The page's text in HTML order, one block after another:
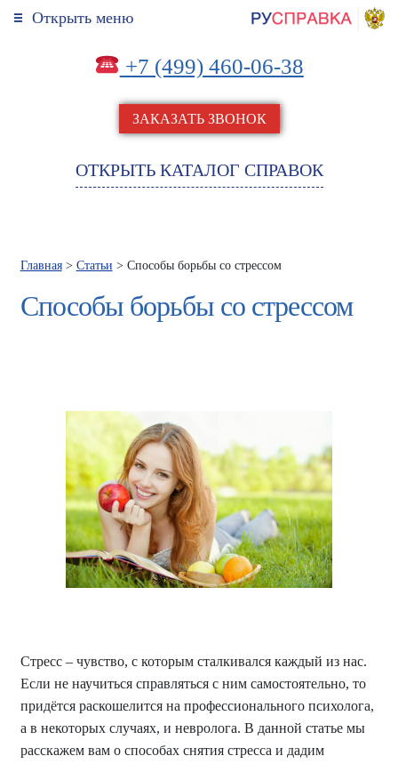
Открыть меню
ОТКРЫТЬ КАТАЛОГ СПРАВОК
+7 (499) 460-06-38
ЗАКАЗАТЬ ЗВОНОК
Главная> Статьи > Способы борьбы со стрессом
Способы борьбы со стрессом
Стресс – чувство, с которым сталкивался каждый из нас.
Если не научиться справляться с ним самостоятельно, то
придётся раскошелится на профессионального психолога,
а в некоторых случаях, и невролога. В данной статье мы
расскажем вам о способах снятия стресса и дадим